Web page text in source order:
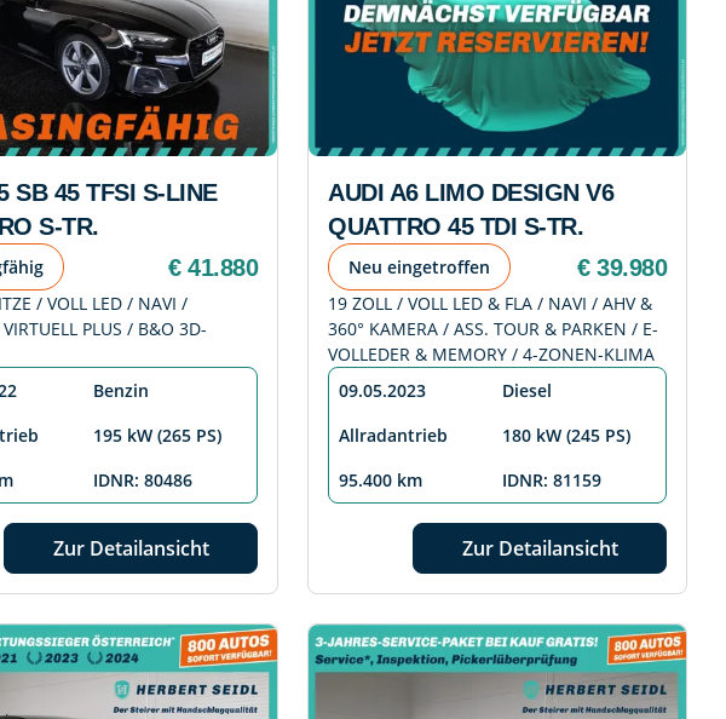
SB 45 TFSI S-LINE
S-TR.
€ 41.880
/ VOLL LED / NAVI /
PLUS / B&O 3D-
Benzin
195 kW (265 PS)
IDNR: 80486
Zur Detailansicht
AUDI A6 LIMO DESIGN V6
QUATTRO 45 TDI S-TR.
Neu eingetroffen € 39.980
19 ZOLL / VOLL LED & FLA / NAVI / AHV &
360° KAMERA / ASS. TOUR & PARKEN / E-
VOLLEDER & MEMORY / 4-ZONEN-KLIMA
09.05.2023
Diesel
Allradantrieb
180 kW (245 PS)
95.400 km
IDNR: 81159
Zur Detailansicht